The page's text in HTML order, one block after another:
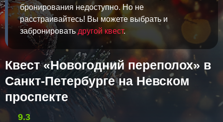
бронирования недоступно. Но не
расстраивайтесь! Вы можете выбрать и
забронироватьдругой квест.
Квест «Новогодний переполох» в
Санкт-Петербурге на Невском
проспекте
9.3